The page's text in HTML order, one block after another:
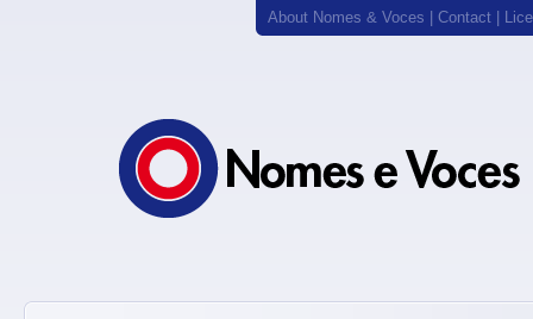
About Nomes & Voces Contact